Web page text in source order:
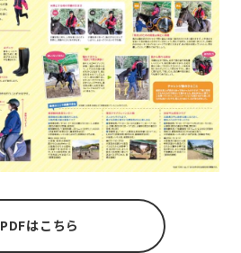
PDFはこちら